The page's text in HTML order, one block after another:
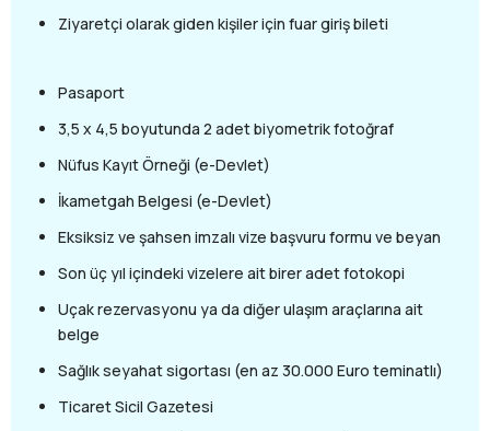
Ziyaretçi olarak giden kişiler için fuar giriş bileti
Pasaport
3,5 x 4,5 boyutunda 2 adet biyometrik fotoğraf
Nüfus Kayıt Örneği (e-Devlet)
İkametgah Belgesi (e-Devlet)
Eksiksiz ve şahsen imzalı vize başvuru formu ve beyan
Son üç yıl içindeki vizelere ait birer adet fotokopi
Uçak rezervasyonu ya da diğer ulaşım araçlarına ait
belge
Sağlık seyahat sigortası (en az 30.000 Euro teminatlı)
Ticaret Sicil Gazetesi